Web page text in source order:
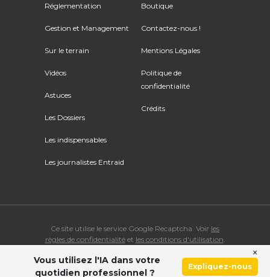
Réglementation
Gestion et Management
Sur le terrain
Vidéos
Astuces
Les Dossiers
Les indispensables
Les journalistes Entraid
Boutique
Contactez-nous !
Mentions Légales
Politique de
confidentialité
Crédits
Ce site utilise le service Google Recaptcha. Voir les
règles de confidentialitéet les conditions d'utilisation
© Copyright 2026 ENTRAID. Tous droits réservés.
Vous utilisez l'IA dans votre
quotidien professionnel ?
Expliquez-nous
×